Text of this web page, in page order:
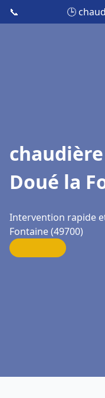
📞 🕒
Doué la
Intervention rapide
Fontaine (49700)